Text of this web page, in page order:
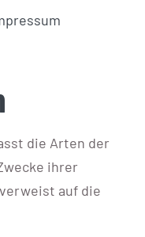
die Arten der
ihrer
auf die